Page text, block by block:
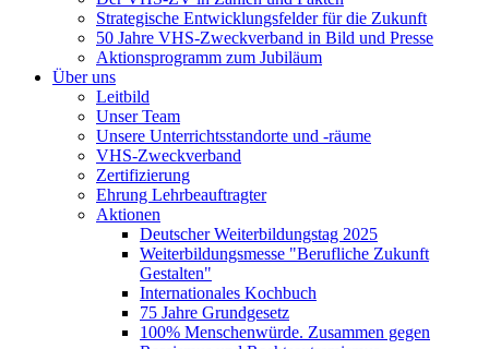
Strategische Entwicklungsfelder für die Zukunft
50 Jahre VHS-Zweckverband in Bild und Presse
Aktionsprogramm zum Jubiläum
Über uns
Leitbild
Unser Team
Unsere Unterrichtsstandorte und -räume
VHS-Zweckverband
Zertifizierung
Ehrung Lehrbeauftragter
Aktionen
Deutscher Weiterbildungstag 2025
Weiterbildungsmesse "Berufliche Zukunft
Gestalten"
Internationales Kochbuch
75 Jahre Grundgesetz
100% Menschenwürde. Zusammen gegen